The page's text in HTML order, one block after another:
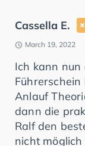
Cassella E.
March 19, 2022
Ich kann nun
Anlauf
dann die
Ralf den
nicht